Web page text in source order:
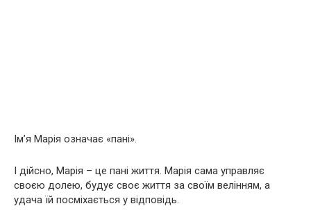
Ім’я Марія означає «пані».
І дійсно, Марія – це пані життя. Марія сама управляє
своєю долею, будує своє життя за своїм велінням, а
удача їй посміхається у відповідь.